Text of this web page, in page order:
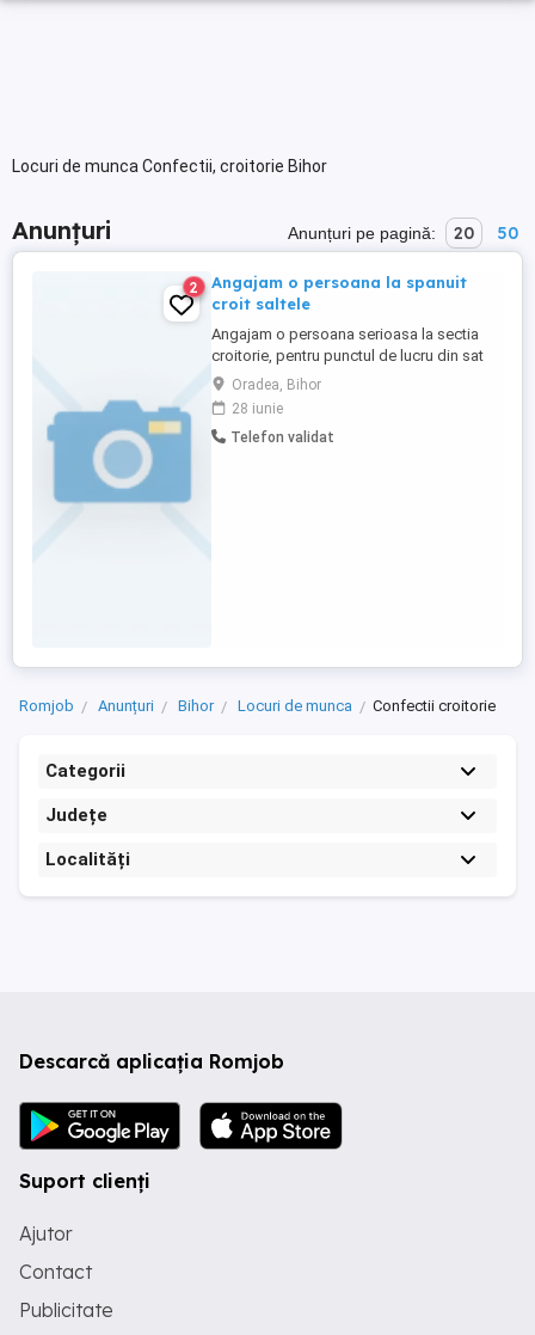
Locuri de munca Confectii, croitorie Bihor
Anunțuri Anunțuri pe pagină: 20 50
2
Angajam o persoana la spanuit
croit saltele
Angajam o persoana serioasa la sectia
croitorie, pentru punctul de lucru din sat
Alparea, comuna Osorhei, judetul Bihor.
Necesita efort fizic. Ce dorim de la tine?! -
sa stii sa spanuiesti si sa croiesti - sa stii
sa ambalezi - sa fii atent la detalii - sa fii o
Oradea, Bihor
28 iunie
Telefon validat
Romjob Anunțuri Bihor Locuri de munca Confectii croitorie
Categorii
Județe
Localități
Descarcă aplicația Romjob
Suport clienți
Ajutor
Contact
Publicitate